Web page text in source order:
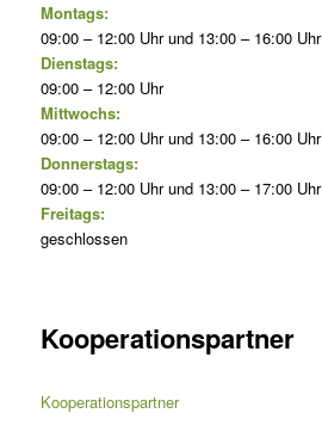
Montags:
09:00 – 12:00 Uhr und 13:00 – 16:00 Uhr
Dienstags:
09:00 – 12:00 Uhr
Mittwochs:
09:00 – 12:00 Uhr und 13:00 – 16:00 Uhr
Donnerstags:
09:00 – 12:00 Uhr und 13:00 – 17:00 Uhr
Freitags:
geschlossen
Kooperationspartner
Kooperationspartner